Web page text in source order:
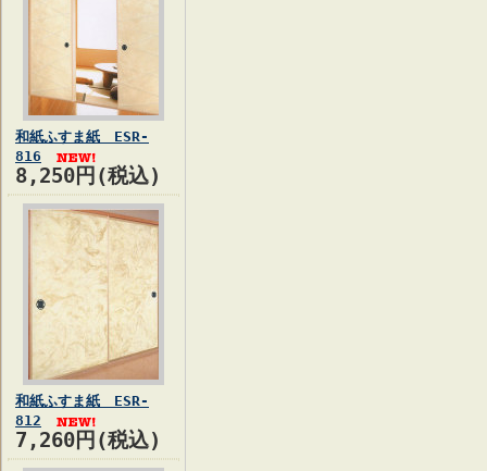
和紙ふすま紙 ESR-
816
8,250円(税込)
和紙ふすま紙 ESR-
812
7,260円(税込)